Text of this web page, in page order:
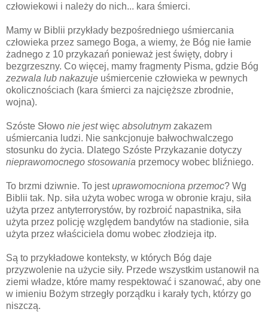
człowiekowi i należy do nich... kara śmierci.
Mamy w Biblii przykłady bezpośredniego uśmiercania
człowieka przez samego Boga, a wiemy, że Bóg nie łamie
żadnego z 10 przykazań ponieważ jest święty, dobry i
bezgrzeszny. Co więcej, mamy fragmenty Pisma, gdzie Bóg
zezwala lub nakazuje uśmiercenie człowieka w pewnych
okolicznościach (kara śmierci za najcięższe zbrodnie,
wojna).
Szóste Słowo nie jestwięc absolutnym zakazem
uśmiercania ludzi. Nie sankcjonuje bałwochwalczego
stosunku do życia. Dlatego Szóste Przykazanie dotyczy
nieprawomocnego stosowania przemocy wobec bliźniego.
To brzmi dziwnie. To jestuprawomocniona przemoc? Wg
Biblii tak. Np. siła użyta wobec wroga w obronie kraju, siła
użyta przez antyterrorystów, by rozbroić napastnika, siła
użyta przez policję względem bandytów na stadionie, siła
użyta przez właściciela domu wobec złodzieja itp.
Są to przykładowe konteksty, w których Bóg daje
przyzwolenie na użycie siły. Przede wszystkim ustanowił na
ziemi władze, które mamy respektować i szanować, aby one
w imieniu Bożym strzegły porządku i karały tych, którzy go
niszczą.